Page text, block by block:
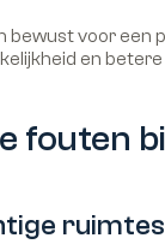
voor een
en
fouten
ruimtes